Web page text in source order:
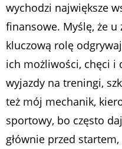
wychodzi największe
finansowe. Myślę, że
kluczową rolę
ich możliwości, chęci i
wyjazdy na treningi,
też mój mechanik,
sportowy, bo często
głównie przed